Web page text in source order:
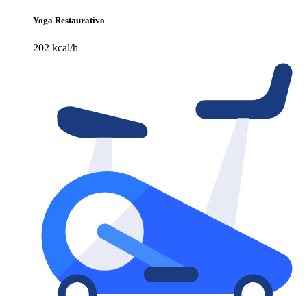
Yoga Restaurativo
202 kcal/h